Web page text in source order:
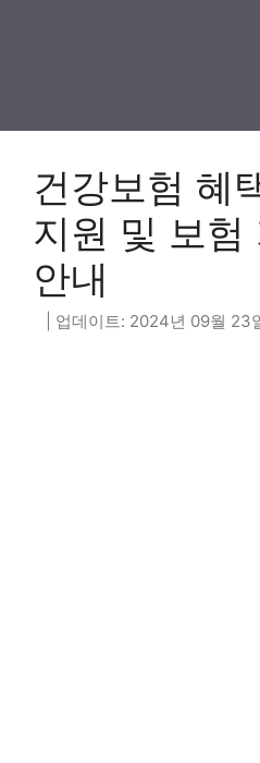
건강보험 혜
지원 및 보험
안내
2024년 09월 23